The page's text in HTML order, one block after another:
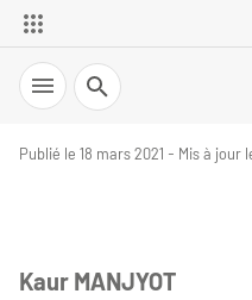
Recherche
Publié le 18 mars 2021 - Mis à jour
Kaur MANJYOT